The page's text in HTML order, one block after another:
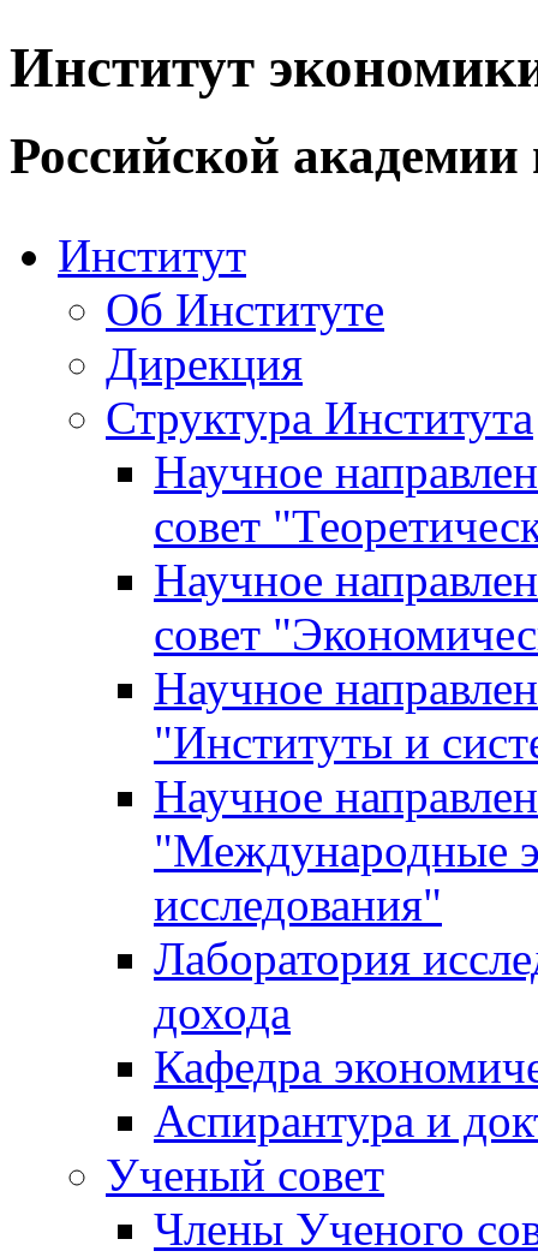
Институт
Российской академии
Институт
Об Институте
Дирекция
Структура Института
Научное
совет
Научное
совет
Научное
"Институты и
Научное
"Международные
исследования"
Лаборатория
дохода
Кафедра
Аспирантура и
Ученый совет
Члены Ученого